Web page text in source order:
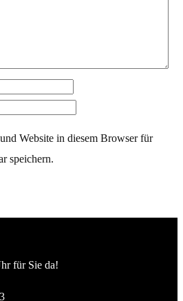
Website in diesem Browser für
speichern.
für Sie da!